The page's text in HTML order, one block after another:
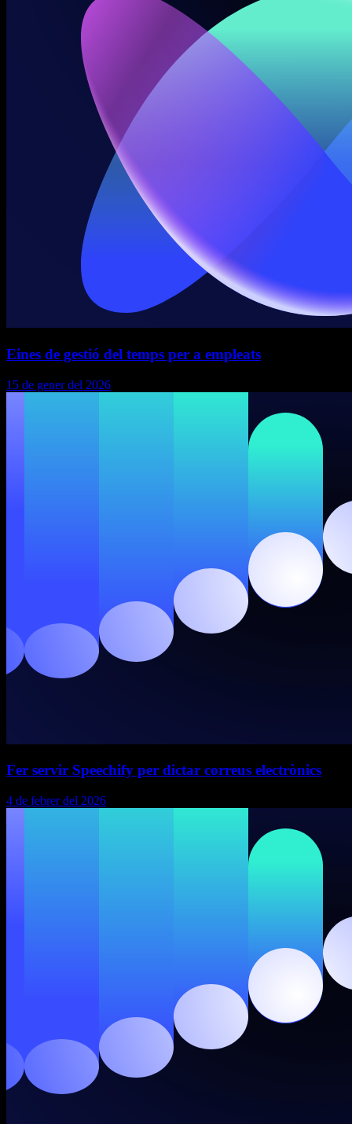
Eines de gestió del temps per a empleats
15 de gener del 2026
Fer servir Speechify per dictar correus electrònics
4 de febrer del 2026